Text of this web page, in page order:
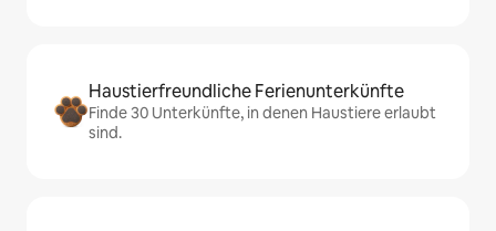
Haustierfreundliche Ferienunterkünfte
Finde 30 Unterkünfte, in denen Haustiere erlaubt
sind.